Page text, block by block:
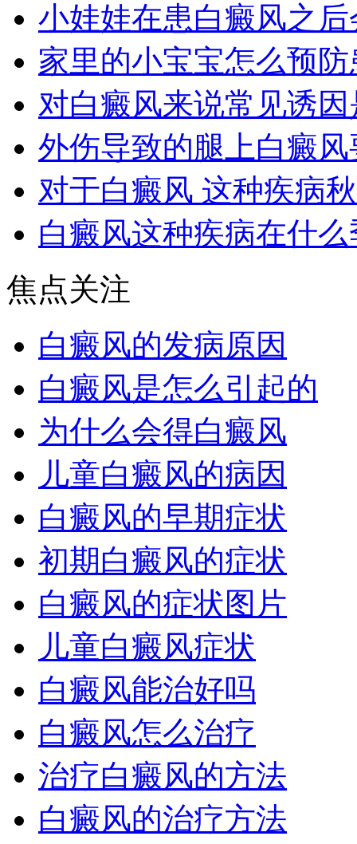
小娃娃在患白癜风之
家里的小宝宝怎么预
对白癜风来说常见诱
外伤导致的腿上白癜
对于白癜风 这种疾病
白癜风这种疾病在什
焦点关注
白癜风的发病原因
白癜风是怎么引起的
为什么会得白癜风
儿童白癜风的病因
白癜风的早期症状
初期白癜风的症状
白癜风的症状图片
儿童白癜风症状
白癜风能治好吗
白癜风怎么治疗
治疗白癜风的方法
白癜风的治疗方法